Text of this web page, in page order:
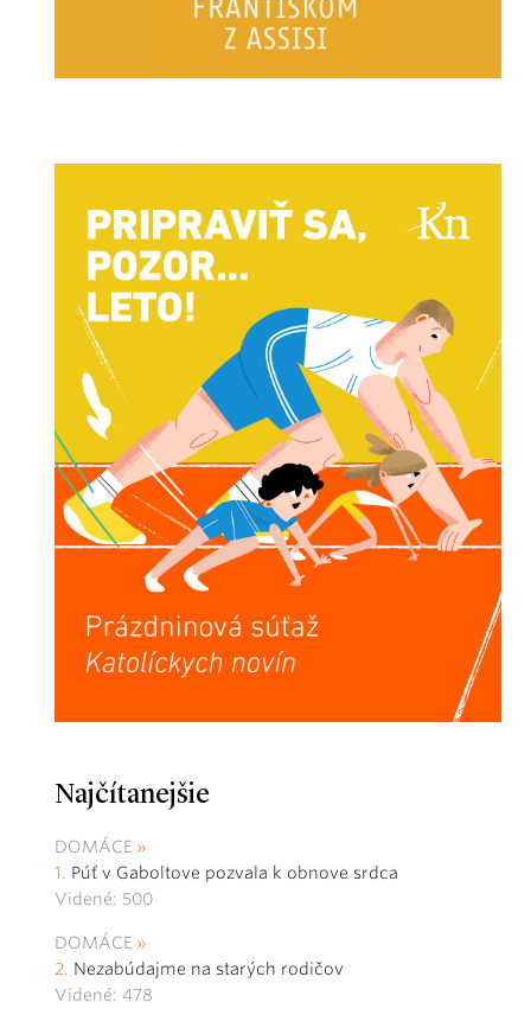
Najčítanejšie
DOMÁCE
Púť v Gaboltove pozvala k obnove srdca
Videné: 500
DOMÁCE
Nezabúdajme na starých rodičov
Videné: 478